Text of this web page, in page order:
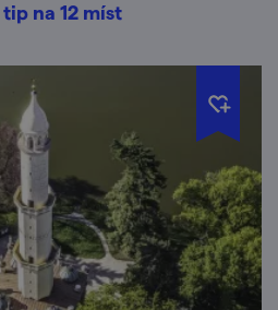
tip na 12 míst